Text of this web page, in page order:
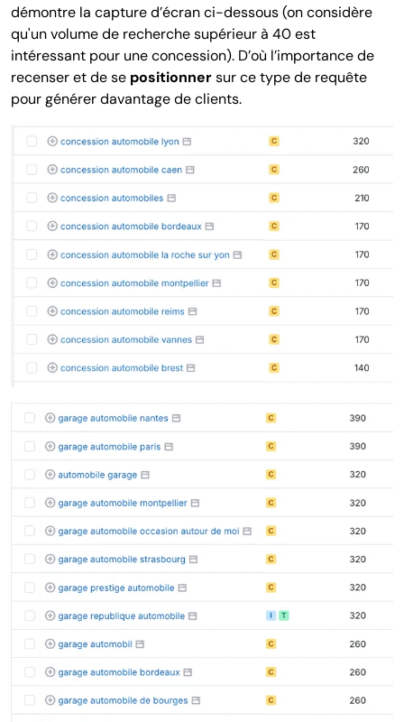
démontre la capture d’écran ci-dessous (on considère
qu'un volume de recherche supérieur à 40 est
intéressant pour une concession). D’où l’importance de
recenser et de se positionnersur ce type de requête
pour générer davantage de clients.